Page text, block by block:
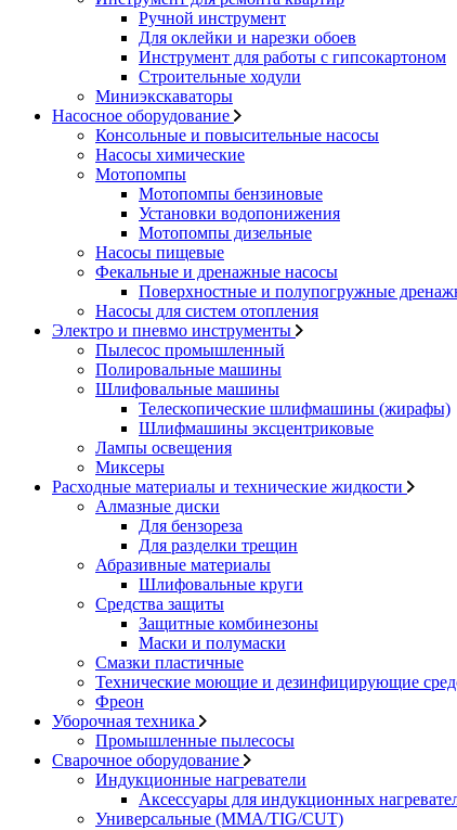
Ручной инструмент
Для оклейки и нарезки обоев
Инструмент для работы с гипсокартоном
Строительные ходули
Миниэкскаваторы
Насосное оборудование
Консольные и повысительные насосы
Насосы химические
Мотопомпы
Мотопомпы бензиновые
Установки водопонижения
Мотопомпы дизельные
Насосы пищевые
Фекальные и дренажные насосы
Поверхностные и полупогружные
Насосы для систем отопления
Электро и пневмо инструменты
Пылесос промышленный
Полировальные машины
Шлифовальные машины
Телескопические шлифмашины (жирафы)
Шлифмашины эксцентриковые
Лампы освещения
Миксеры
Расходные материалы и технические жидкости
Алмазные диски
Для бензореза
Для разделки трещин
Абразивные материалы
Шлифовальные круги
Средства защиты
Защитные комбинезоны
Маски и полумаски
Смазки пластичные
Технические моющие и дезинфицирующие
Фреон
Уборочная техника
Промышленные пылесосы
Сварочное оборудование
Индукционные нагреватели
Аксессуары для индукционных
Универсальные (MMA/TIG/CUT)